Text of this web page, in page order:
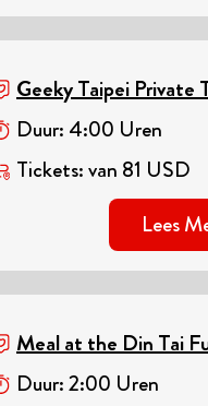
Geeky Taipei Private
Duur: 4:00 Uren
Tickets:van 81 USD
Lees
Meal at the Din Tai
Duur:2:00 Uren